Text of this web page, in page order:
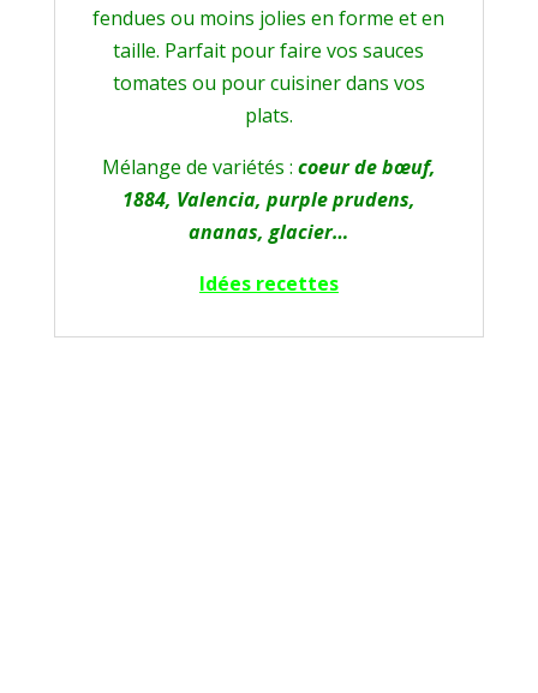
fendues ou moins jolies en forme et en
taille. Parfait pour faire vos sauces
tomates ou pour cuisiner dans vos
plats.
Mélange de variétés : coeur de bœuf,
1884, Valencia, purple prudens,
ananas, glacier…
Idées recettes